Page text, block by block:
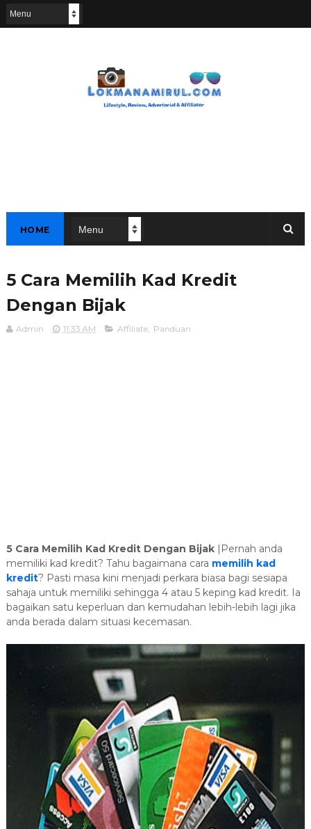
HOME
5 Cara Memilih Kad Kredit
Dengan Bijak
Admin 11:33 AM Affiliate, Panduan
5 Cara Memilih Kad Kredit Dengan Bijak|Pernah anda
memiliki kad kredit? Tahu bagaimana cara memilih kad
kredit? Pasti masa kini menjadi perkara biasa bagi sesiapa
sahaja untuk memiliki sehingga 4 atau 5 keping kad kredit. Ia
bagaikan satu keperluan dan kemudahan lebih-lebih lagi jika
anda berada dalam situasi kecemasan.